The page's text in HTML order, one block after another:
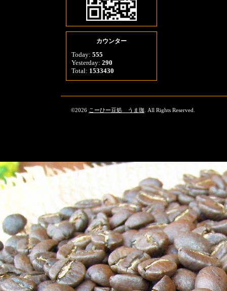
カウンター
Today: 555
Yesterday: 290
Total: 1533430
©2026 こーひー豆処 うま珈 . All Rights Reserved.